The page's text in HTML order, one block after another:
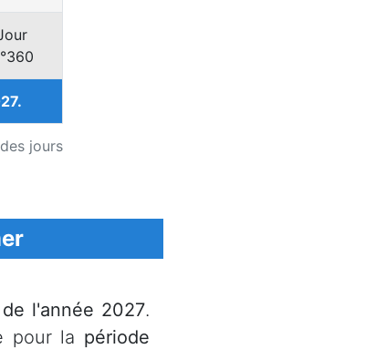
jours
l'année 2027.
pour la période